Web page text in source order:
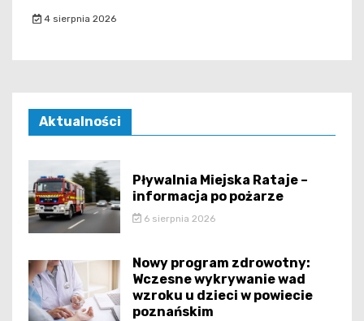
4 sierpnia 2026
Aktualności
Pływalnia Miejska Rataje –
informacja po pożarze
6 sierpnia 2026
Nowy program zdrowotny:
Wczesne wykrywanie wad
wzroku u dzieci w powiecie
poznańskim